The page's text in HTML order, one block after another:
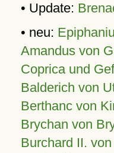
• Update:
• neu:
Amandus von
Coprica und
Balderich von
Berthanc von
Brychan von
Burchard II.